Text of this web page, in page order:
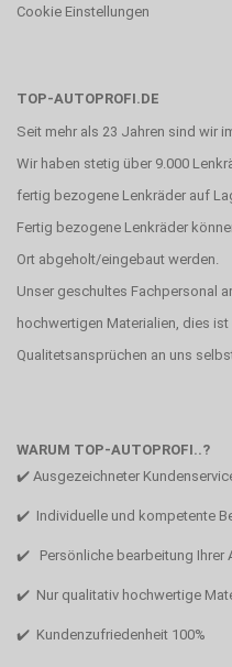
Cookie Einstellungen
TOP-AUTOPROFI.DE
Seit mehr als 23 Jahren sind wir
Wir haben stetig über 9.000
fertig bezogene Lenkräder auf
Fertig bezogene Lenkräder
Ort abgeholt/eingebaut werden.
Unser geschultes Fachpersonal
hochwertigen Materialien, dies
Qualitetsansprüchen an uns
WARUM TOP-AUTOPROFI..?
✔️ Ausgezeichneter
✔️ Individuelle und kompetente
✔️ Persönliche bearbeitung Ihrer
✔️ Nur qualitativ hochwertige
✔️ Kundenzufriedenheit 100%